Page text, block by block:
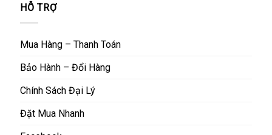
HỖ TRỢ
Mua Hàng – Thanh Toán
Bảo Hành – Đổi Hàng
Chính Sách Đại Lý
Đặt Mua Nhanh